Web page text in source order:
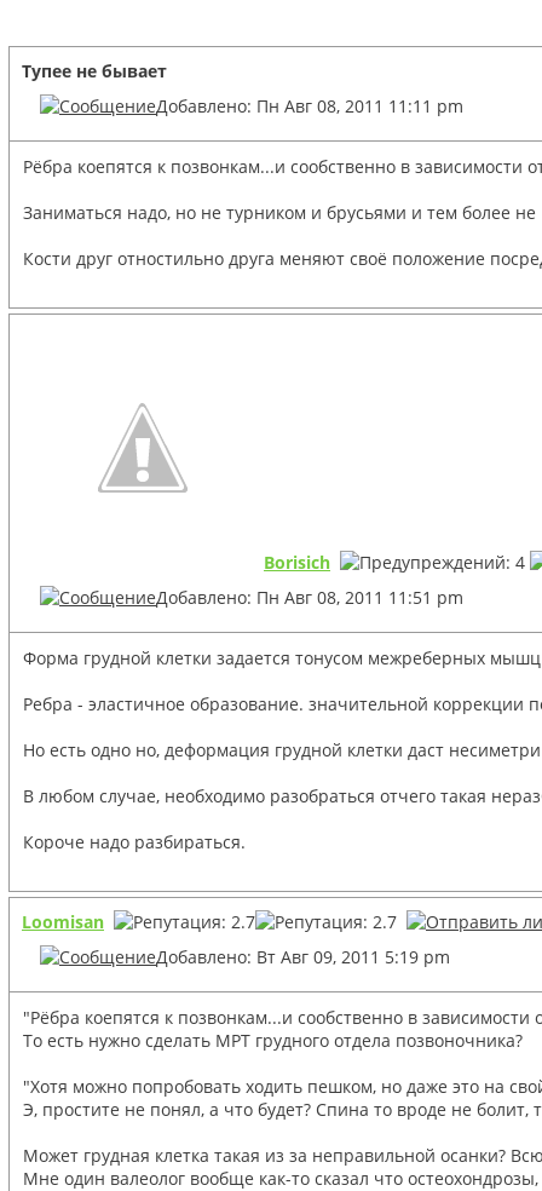
Тупее не бывает
Добавлено: Пн Авг 08, 2011 11:11 pm
Рёбра коепятся к позвонкам...и сообственно в
Заниматься надо, но не турником и брусьями и тем более
Кости друг отностильно друга меняют своё положение
Borisich
Добавлено: Пн Авг 08, 2011 11:51 pm
Форма грудной клетки задается тонусом межреберных
Ребра - эластичное образование. значительной
Но есть одно но, деформация грудной клетки даст
В любом случае, необходимо разобраться отчего такая
Короче надо разбираться.
Loomisan
Добавлено: Вт Авг 09, 2011 5:19 pm
"Рёбра коепятся к позвонкам...и сообственно в
То есть нужно сделать МРТ грудного отдела позвоночника?
"Хотя можно попробовать ходить пешком, но даже это на
Э, простите не понял, а что будет? Спина то вроде не
Может грудная клетка такая из за неправильной осанки?
Мне один валеолог вообще как-то сказал что